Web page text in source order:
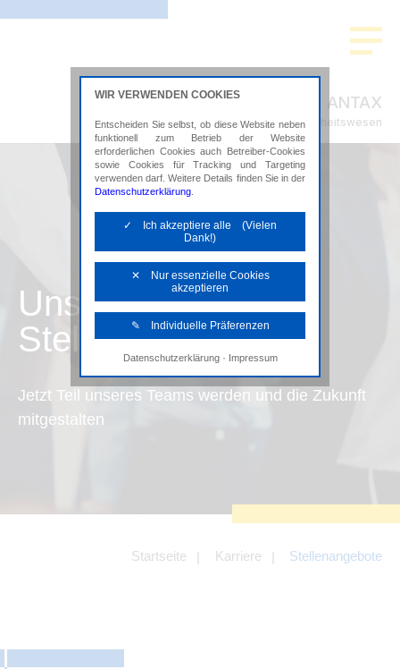
ANTAX
Steuerberatung im Gesundheitswesen
Unsere
Stellenangebote
Jetzt Teil unseres Teams werden und die Zukunft
mitgestalten
Startseite Karriere Stellenangebote
WIR VERWENDEN COOKIES
Entscheiden Sie selbst, ob diese Website neben
funktionell zum Betrieb der Website
erforderlichen Cookies auch Betreiber-Cookies
sowie Cookies für Tracking und Targeting
verwenden darf. Weitere Details finden Sie in der
Datenschutzerklärung
✓ Ich akzeptiere alle (Vielen
Dank!)
✕ Nur essenzielle Cookies
akzeptieren
✎ Individuelle Präferenzen
Notwendige Cookies
Diese Cookies sind erforderlich, um die
grundlegende Funktionalität der Website
Angebotes einschließlich der
Angeboten von z.B. Facebook und
LinkedIn.
Datenschutzerklärung· Impressum